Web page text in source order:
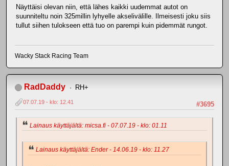
Näyttäisi olevan niin, että lähes kaikki uudemmat autot on
suunniteltu noin 325millin lyhyelle akselivälille. Ilmeisesti joku siis
tullut siihen tulokseen että tuo on parempi kuin pidemmät rungot.
Wacky Stack Racing Team
RadDaddy RH+
#3695
07.07.19 - klo: 12.41
Lainaus käyttäjältä: micsa.fi - 07.07.19 - klo: 01.11
Lainaus käyttäjältä: Ender - 14.06.19 - klo: 11.27